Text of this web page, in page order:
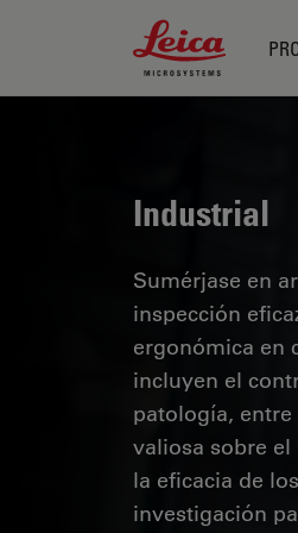
Leica
Industrial
Sumérjase en
inspección
ergonómica en
incluyen el
patología,
valiosa sobre
la eficacia de
investigación